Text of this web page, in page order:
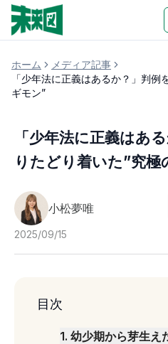
ホーム
メディア記事
「少年法に正義はあるか？」判
ギモン”
「少年法に正義はあ
りたどり着いた”究極
小松夢唯
2025/09/15
目次
1. 幼少期から芽生え